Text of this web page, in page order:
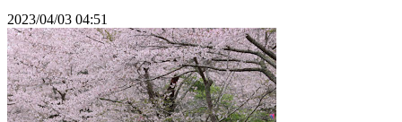
2023/04/03 04:51